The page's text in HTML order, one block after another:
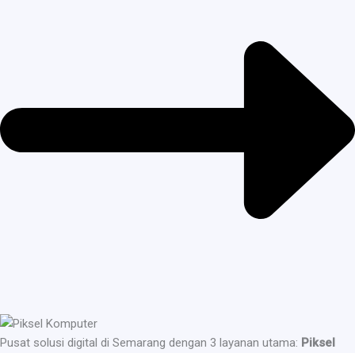
Pusat solusi digital di Semarang dengan 3 layanan utama: Piksel